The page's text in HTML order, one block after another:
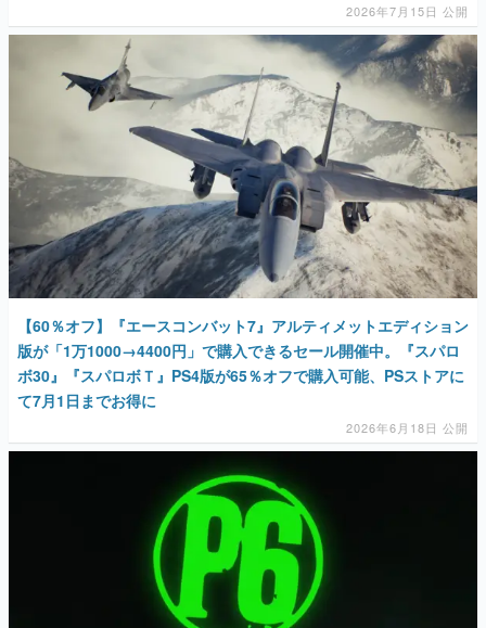
電ファミニコゲーマーとは？
運営：株式会社マレ
2026年7月15日 公開
【60％オフ】『エースコンバット7』アルティメットエディション
版が「1万1000→4400円」で購入できるセール開催中。『スパロ
ボ30』『スパロボＴ』PS4版が65％オフで購入可能、PSストアに
て7月1日までお得に
2026年6月18日 公開